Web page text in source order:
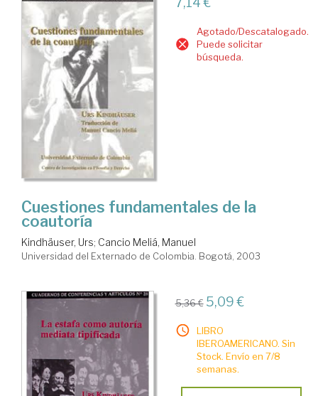
Agotado/Descatalogado.
Puede solicitar
búsqueda.
Cuestiones fundamentales de la
coautoría
Kindhäuser, Urs; Cancio Meliá, Manuel
Universidad del Externado de Colombia. Bogotá, 2003
5,36 € 5,09 €
LIBRO
IBEROAMERICANO. Sin
Stock. Envío en 7/8
semanas.